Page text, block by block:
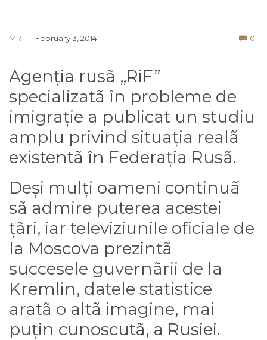
MR February 3, 2014  0
Agenția rusã „RiF”
specializatã în probleme de
imigrație a publicat un studiu
amplu privind situația realã
existentã în Federația Rusã.
Deși mulți oameni continuã
sã admire puterea acestei
țãri, iar televiziunile oficiale de
la Moscova prezintã
succesele guvernãrii de la
Kremlin, datele statistice
aratã o altã imagine, mai
puțin cunoscutã, a Rusiei.